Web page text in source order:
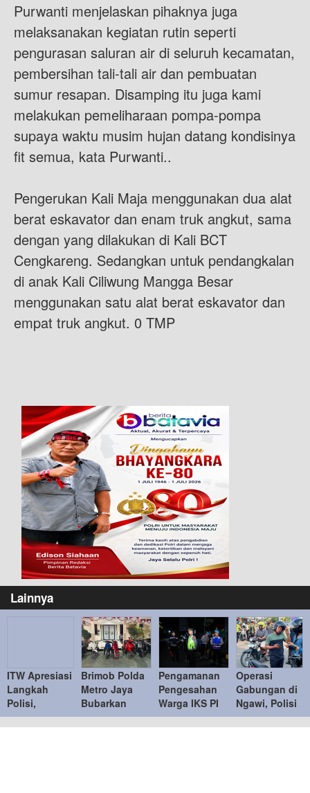
Purwanti menjelaskan pihaknya juga
melaksanakan kegiatan rutin seperti
pengurasan saluran air di seluruh kecamatan,
pembersihan tali-tali air dan pembuatan
sumur resapan. Disamping itu juga kami
melakukan pemeliharaan pompa-pompa
supaya waktu musim hujan datang kondisinya
fit semua, kata Purwanti..
Pengerukan Kali Maja menggunakan dua alat
berat eskavator dan enam truk angkut, sama
dengan yang dilakukan di Kali BCT
Cengkareng. Sedangkan untuk pendangkalan
di anak Kali Ciliwung Mangga Besar
menggunakan satu alat berat eskavator dan
empat truk angkut. 0 TMP
Lainnya
ITW Apresiasi
Langkah
Polisi,
Ingatkan
Penindakan
Brimob Polda
Metro Jaya
Bubarkan
Balap Liar,
Tujuh Motor
Pengamanan
Pengesahan
Warga IKS PI
Kera Sakti
Tertib,
Operasi
Gabungan di
Ngawi, Polisi
Tindak
Puluhan